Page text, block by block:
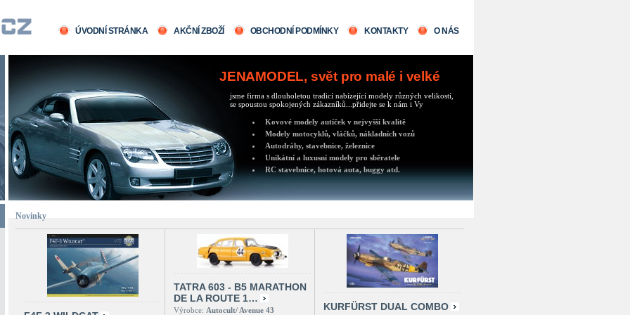
ÚVODNÍ STRÁNKA AKČNÍ ZBOŽÍ OBCHODNÍ PODMÍNKY KONTAKTY O NÁS
JENAMODEL, svět pro malé i velké
jsme firma s dlouholetou tradicí nabízející modely různých velikostí,
se spoustou spokojených zákazníků...přidejte se k nám i Vy
Kovové modely autíček v nejvyšší kvalitě
Modely motocyklů, vláčků, nákladních vozů
Autodráhy, stavebnice, železnice
Unikátní a luxusní modely pro sběratele
RC stavebnice, hotová auta, buggy atd.
Novinky
TATRA 603 - B5 MARATHON
DE LA ROUTE 1…
Výrobce: Autocult/ Avenue 43 KURFÜRST DUAL COMBO